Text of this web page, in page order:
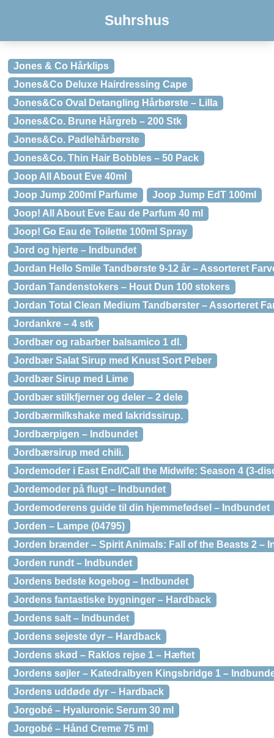
Suhrshus
Jones & Co Hårklips
Jones&Co Deluxe Hairdressing Cape
Jones&Co Oval Detangling Hårbørste – Lilla
Jones&Co. Brune Hårgreb – 200 Stk
Jones&Co. Padlehårbørste
Jones&Co. Thin Hair Bobbles – 50 Pack
Joop All About Eve 40ml
Joop Jump 200ml Parfume
Joop Jump EdT 100ml
Joop! All About Eve Eau de Parfum 40 ml
Joop! Go Eau de Toilette 100ml Spray
Jord og hjerte – Indbundet
Jordan Hello Smile Tandbørste 9-12 år – Assorteret
Jordan Tandenstokers – Hout Dun 100 stokers
Jordan Total Clean Medium Tandbørster – Assorteret
Jordankre – 4 stk
Jordbær og rabarber balsamico 1 dl.
Jordbær Salat Sirup med Knust Sort Peber
Jordbær Sirup med Lime
Jordbær stilkfjerner og deler – 2 dele
Jordbærmilkshake med lakridssirup.
Jordbærpigen – Indbundet
Jordbærsirup med chili.
Jordemoder i East End/Call the Midwife: Season 4 (3-
Jordemoder på flugt – Indbundet
Jordemoderens guide til din hjemmefødsel – Indbundet
Jorden – Lampe (04795)
Jorden brænder – Spirit Animals: Fall of the Beasts 2 –
Jorden rundt – Indbundet
Jordens bedste kogebog – Indbundet
Jordens fantastiske bygninger – Hardback
Jordens salt – Indbundet
Jordens sejeste dyr – Hardback
Jordens skød – Raklos rejse 1 – Hæftet
Jordens søjler – Katedralbyen Kingsbridge 1 –
Jordens uddøde dyr – Hardback
Jorgobé – Hyaluronic Serum 30 ml
Jorgobé – Hånd Creme 75 ml